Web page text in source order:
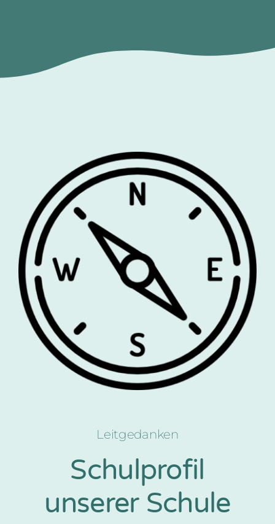
Leitgedanken
Schulprofil
unserer Schule